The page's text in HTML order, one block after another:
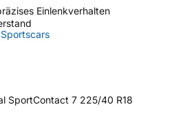
Einlenkverhalten
SportContact 7 225/40 R18